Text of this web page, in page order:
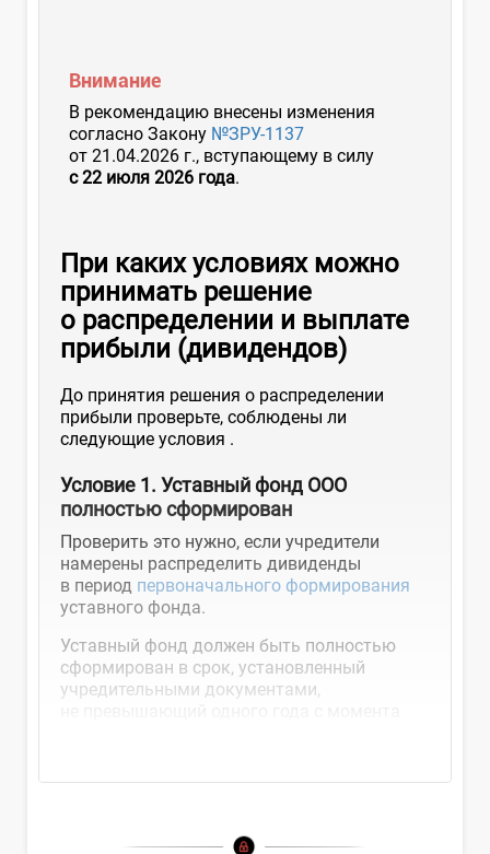
Внимание
В рекомендацию внесены изменения
согласно Закону №ЗРУ-1137
от 21.04.2026 г., вступающему в силу
с 22 июля 2026 года.
При каких условиях можно
принимать решение
о распределении и выплате
прибыли (дивидендов)
До принятия решения о распределении
прибыли проверьте, соблюдены ли
следующие условия .
Условие 1. Уставный фонд ООО
полностью сформирован
Проверить это нужно, если учредители
намерены распределить дивиденды
в период первоначального формирования
уставного фонда.
Уставный фонд должен быть полностью
сформирован в срок, установленный
учредительными документами,